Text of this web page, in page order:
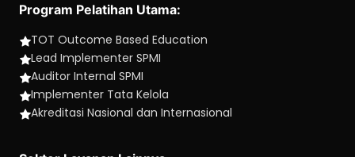
Program Pelatihan Utama:
TOT Outcome Based Education
Lead Implementer SPMI
Auditor Internal SPMI
Implementer Tata Kelola
Akreditasi Nasional dan Internasional